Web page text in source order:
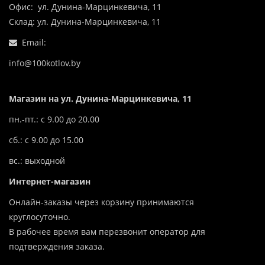
Офис: ул. Дунина-Марцинкевича, 11
Склад: ул. Дунина-Марцинкевича, 11
Email:
info@100kotlov.by
Магазин на ул. Дунина-Марцинкевича, 11
пн.-пт.: с 9.00 до 20.00
сб.: с 9.00 до 15.00
вс.: выходной
Интернет-магазин
Онлайн-заказы через корзину принимаются
круглосуточно.
В рабочее время вам перезвонит оператор для
подтверждения заказа.